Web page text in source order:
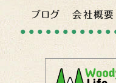
ブログ 会社概要